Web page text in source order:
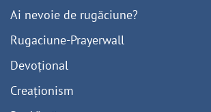
Ai nevoie de rugăciune?
Rugaciune-Prayerwall
Devoțional
Creaționism